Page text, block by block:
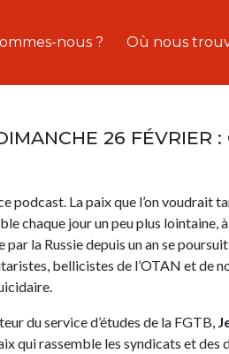
nous ? Où nous
26 FÉVRIER
podcast. La paix que l’on voudrait
chaque jour un peu plus lointaine,
par la Russie depuis un an se
bellicistes de l’OTAN et de
du service d’études de la FGTB,
qui rassemble les syndicats et des